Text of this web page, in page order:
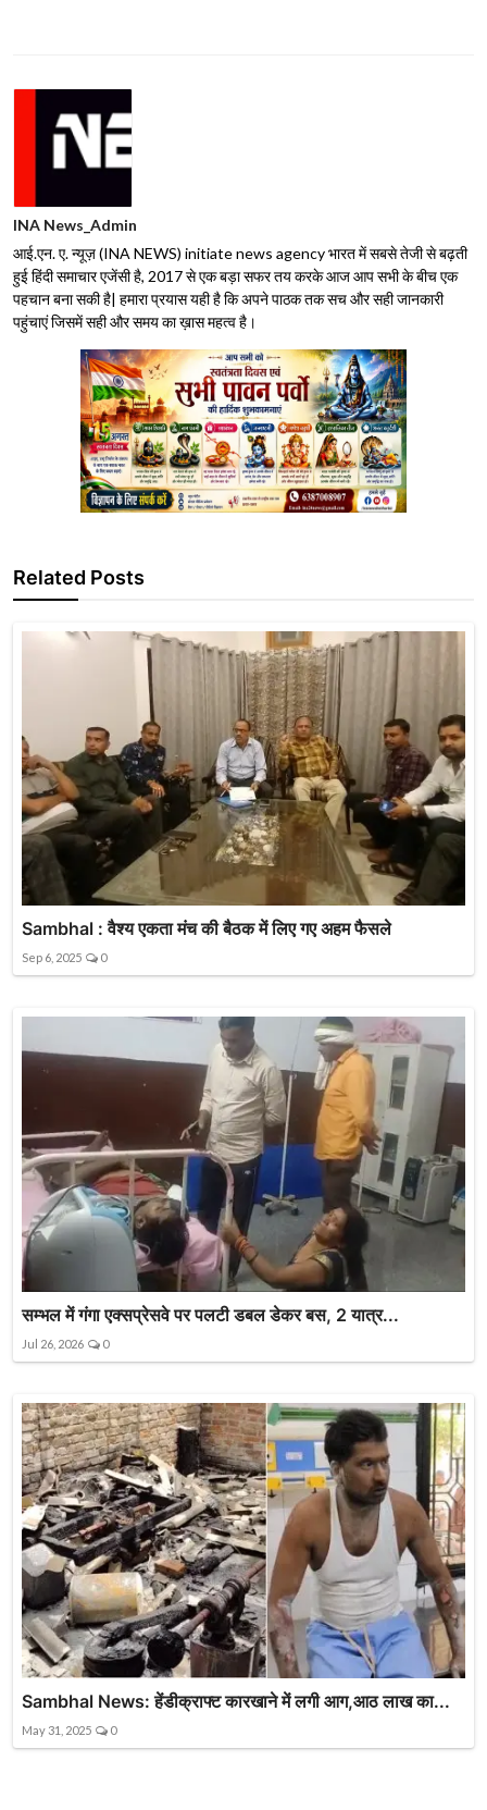
INA News_Admin
आई.एन. ए. न्यूज़ (INA NEWS) initiate news agency भारत में सबसे तेजी से बढ़ती
हुई हिंदी समाचार एजेंसी है, 2017 से एक बड़ा सफर तय करके आज आप सभी के बीच एक
पहचान बना सकी है| हमारा प्रयास यही है कि अपने पाठक तक सच और सही जानकारी
पहुंचाएं जिसमें सही और समय का ख़ास महत्व है।
Related Posts
Sambhal : वैश्य एकता मंच की बैठक में लिए गए अहम फैसले
Sep 6, 2025 0
सम्भल में गंगा एक्सप्रेसवे पर पलटी डबल डेकर बस, 2 यात्र...
Jul 26, 2026 0
Sambhal News: हेंडीक्राफ्ट कारखाने में लगी आग,आठ लाख का...
May 31, 2025 0